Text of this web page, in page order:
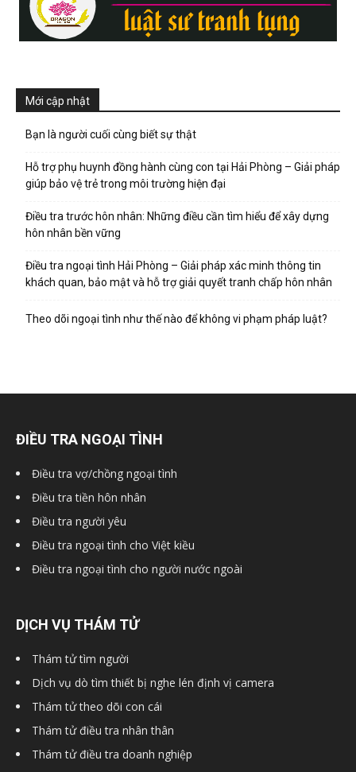
Mới cập nhật
Bạn là người cuối cùng biết sự thật
Hỗ trợ phụ huynh đồng hành cùng con tại Hải Phòng – Giải pháp
giúp bảo vệ trẻ trong môi trường hiện đại
Điều tra trước hôn nhân: Những điều cần tìm hiểu để xây dựng
hôn nhân bền vững
Điều tra ngoại tình Hải Phòng – Giải pháp xác minh thông tin
khách quan, bảo mật và hỗ trợ giải quyết tranh chấp hôn nhân
Theo dõi ngoại tình như thế nào để không vi phạm pháp luật?
ĐIỀU TRA NGOẠI TÌNH
Điều tra vợ/chồng ngoại tình
Điều tra tiền hôn nhân
Điều tra người yêu
Điều tra ngoại tình cho Việt kiều
Điều tra ngoại tình cho người nước ngoài
DỊCH VỤ THÁM TỬ
Thám tử tìm người
Dịch vụ dò tìm thiết bị nghe lén định vị camera
Thám tử theo dõi con cái
Thám tử điều tra nhân thân
Thám tử điều tra doanh nghiệp